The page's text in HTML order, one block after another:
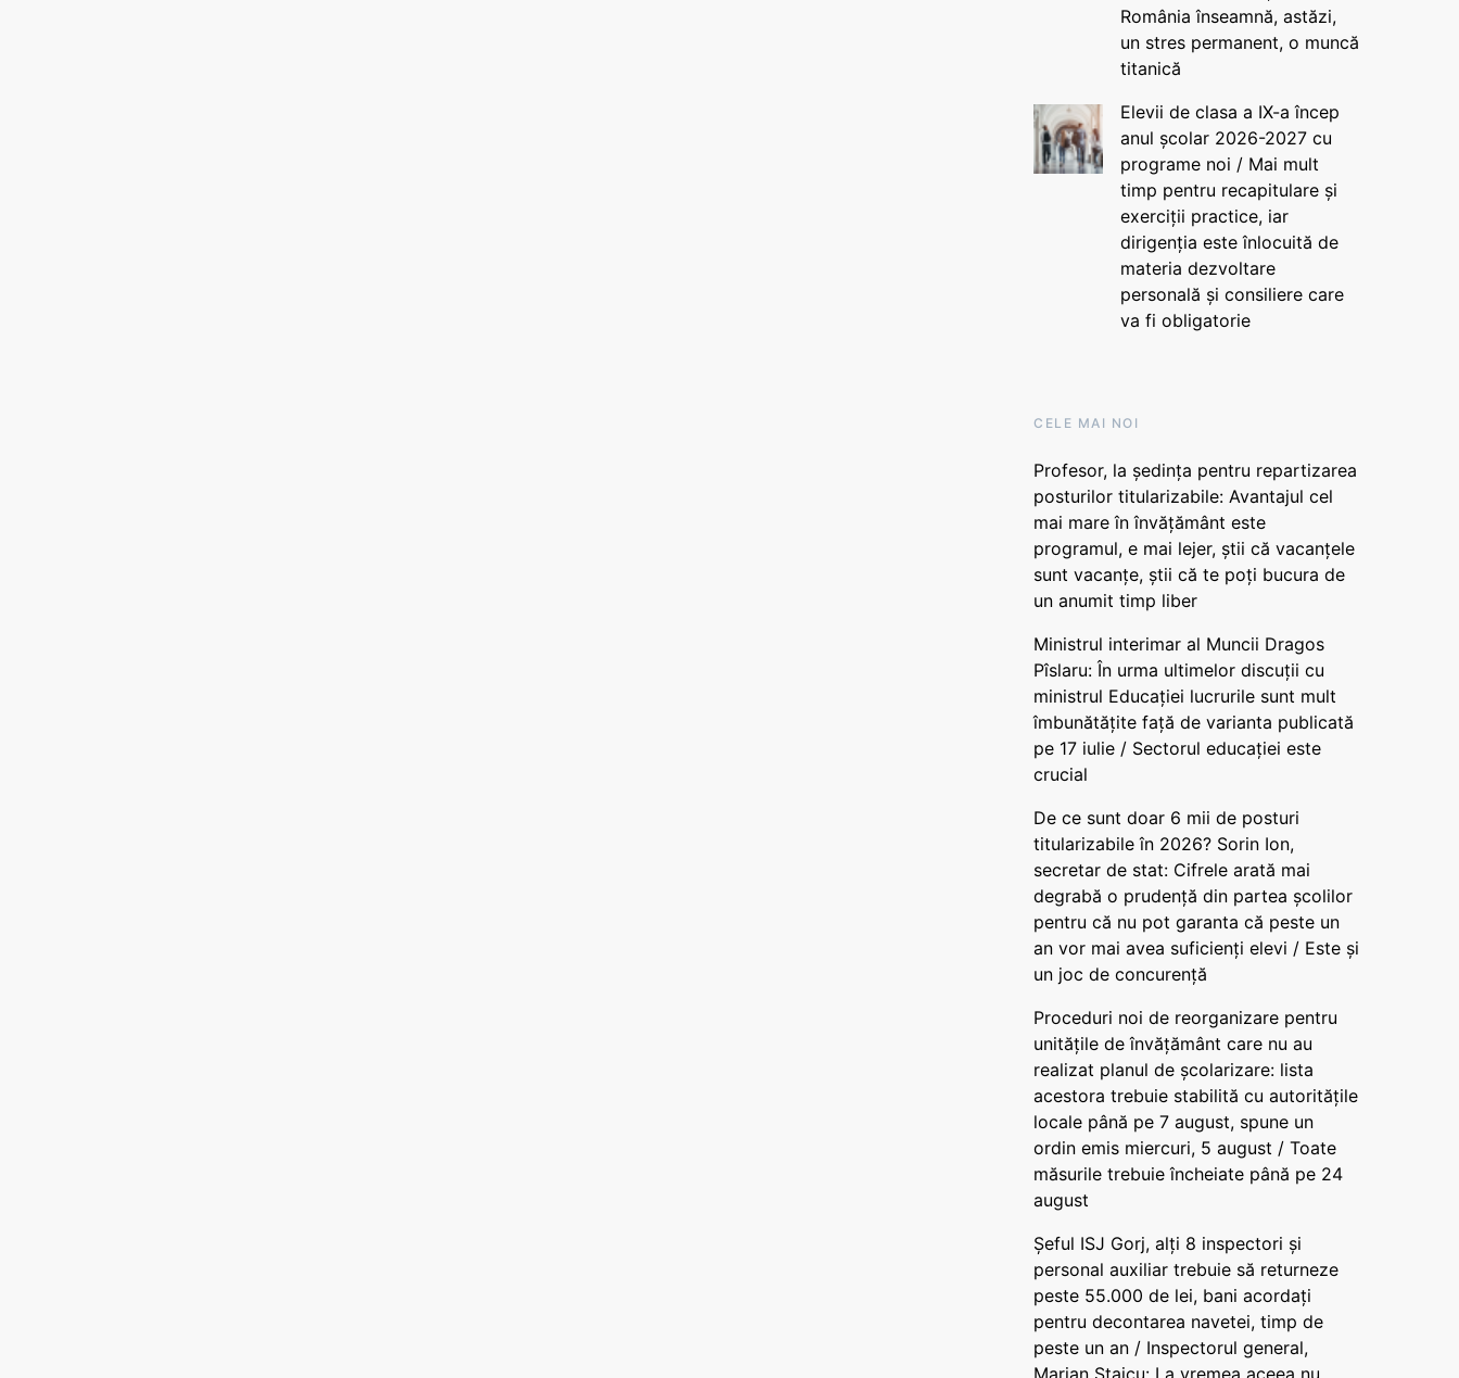
România înseamnă, astăzi,
un stres permanent, o muncă
titanică
Elevii de clasa a IX-a încep
anul școlar 2026-2027 cu
programe noi / Mai mult
timp pentru recapitulare și
exerciții practice, iar
dirigenția este înlocuită de
materia dezvoltare
personală și consiliere care
va fi obligatorie
CELE MAI NOI
Profesor, la ședința pentru repartizarea
posturilor titularizabile: Avantajul cel
mai mare în învățământ este
programul, e mai lejer, știi că vacanțele
sunt vacanţe, știi că te poți bucura de
un anumit timp liber
Ministrul interimar al Muncii Dragos
Pîslaru: În urma ultimelor discuții cu
ministrul Educației lucrurile sunt mult
îmbunătățite față de varianta publicată
pe 17 iulie / Sectorul educației este
crucial
De ce sunt doar 6 mii de posturi
titularizabile în 2026? Sorin Ion,
secretar de stat: Cifrele arată mai
degrabă o prudență din partea școlilor
pentru că nu pot garanta că peste un
an vor mai avea suficienți elevi / Este și
un joc de concurență
Proceduri noi de reorganizare pentru
unitățile de învățământ care nu au
realizat planul de școlarizare: lista
acestora trebuie stabilită cu autoritățile
locale până pe 7 august, spune un
ordin emis miercuri, 5 august / Toate
măsurile trebuie încheiate până pe 24
august
Șeful ISJ Gorj, alți 8 inspectori și
personal auxiliar trebuie să returneze
peste 55.000 de lei, bani acordați
pentru decontarea navetei, timp de
peste un an / Inspectorul general,
Marian Staicu: La vremea aceea nu